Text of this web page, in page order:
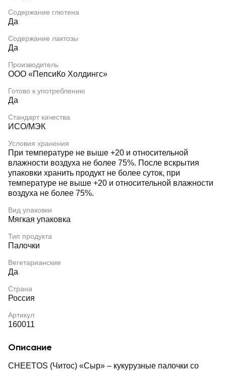
Содержание глютена
Да
Содержание лактозы
Да
Производитель
ООО «ПепсиКо Холдингс»
Готово к употреблению
Да
Стандарт качества
ИСО/МЭК
Условия хранения
При температуре не выше +20 и относительной
влажности воздуха не более 75%. После вскрытия
упаковки хранить продукт не более суток, при
температуре не выше +20 и относительной влажности
воздуха не более 75%.
Вид упаковки
Мягкая упаковка
Тип продукта
Палочки
Вегетарианские
Да
Страна
Россия
Артикул
160011
Описание
CHEETOS (Читос) «Сыр» ‒ кукурузные палочки со